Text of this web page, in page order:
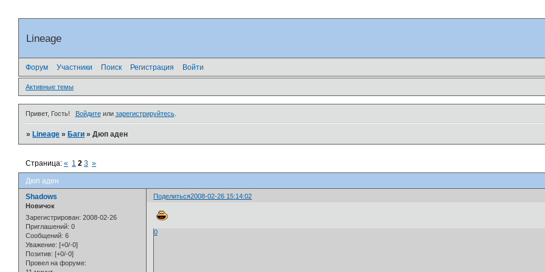
Lineage
Форум Участники Поиск Регистрация Войти
Активные темы
Привет, Гость! Войдитеили зарегистрируйтесь.
»Lineage »Баги »Дюп аден
Дюп аден
Страница:« 1 2 3 »
Поделиться2008-02-26 15:14:02
Shadows
Новичок
Зарегистрирован: 2008-02-26
Приглашений: 0
Сообщений: 6
Уважение: [+0/-0]
Позитив: [+0/-0]
Провел на форуме:
0